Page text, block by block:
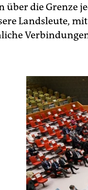
über die Grenze
Landsleute,